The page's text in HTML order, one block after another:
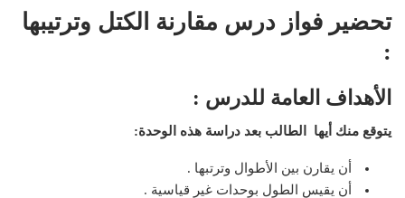
تحضير فواز درس مقارنة الكتل وترتيبها
:
الأهداف العامة للدرس :
يتوقع منك أيها الطالب بعد دراسة هذه الوحدة:
أن يقارن بين الأطوال وترتبها .
أن يقيس الطول بوحدات غير قياسية .